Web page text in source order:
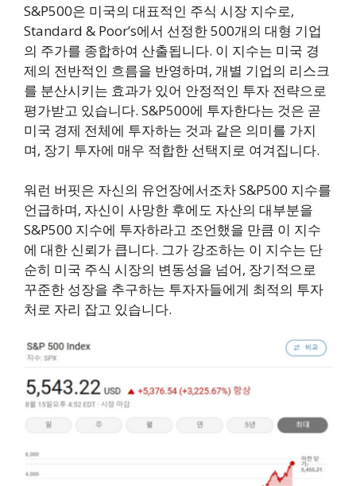
S&P500은 미국의 대표적인 주식 시장 지수로,
Standard & Poor’s에서 선정한 500개의 대형 기업
의 주가를 종합하여 산출됩니다. 이 지수는 미국 경
제의 전반적인 흐름을 반영하며, 개별 기업의 리스크
를 분산시키는 효과가 있어 안정적인 투자 전략으로
평가받고 있습니다. S&P500에 투자한다는 것은 곧
미국 경제 전체에 투자하는 것과 같은 의미를 가지
며, 장기 투자에 매우 적합한 선택지로 여겨집니다.
워런 버핏은 자신의 유언장에서조차 S&P500 지수를
언급하며, 자신이 사망한 후에도 자산의 대부분을
S&P500 지수에 투자하라고 조언했을 만큼 이 지수
에 대한 신뢰가 큽니다. 그가 강조하는 이 지수는 단
순히 미국 주식 시장의 변동성을 넘어, 장기적으로
꾸준한 성장을 추구하는 투자자들에게 최적의 투자
처로 자리 잡고 있습니다.